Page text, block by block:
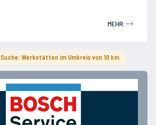
MEHR
Werkstätten im Umkreis von 10 km